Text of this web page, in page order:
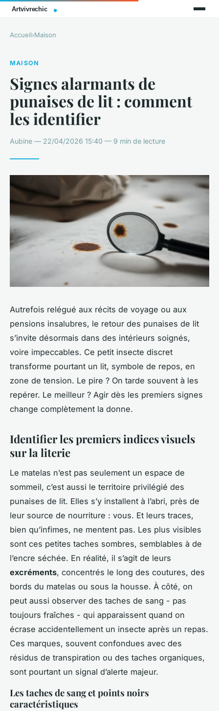
Accueil›Maison
MAISON
Signes alarmants de
punaises de lit : comment
les identifier
Aubine — 22/04/2026 15:40 — 9 min de lecture
Autrefois relégué aux récits de voyage ou aux
pensions insalubres, le retour des punaises de lit
s’invite désormais dans des intérieurs soignés,
voire impeccables. Ce petit insecte discret
transforme pourtant un lit, symbole de repos, en
zone de tension. Le pire ? On tarde souvent à les
repérer. Le meilleur ? Agir dès les premiers signes
change complètement la donne.
Identifier les premiers indices visuels
sur la literie
Le matelas n’est pas seulement un espace de
sommeil, c’est aussi le territoire privilégié des
punaises de lit. Elles s’y installent à l’abri, près de
leur source de nourriture : vous. Et leurs traces,
bien qu’infimes, ne mentent pas. Les plus visibles
sont ces petites taches sombres, semblables à de
l’encre séchée. En réalité, il s’agit de leurs
excréments, concentrés le long des coutures, des
bords du matelas ou sous la housse. À côté, on
peut aussi observer des taches de sang - pas
toujours fraîches - qui apparaissent quand on
écrase accidentellement un insecte après un repas.
Ces marques, souvent confondues avec des
résidus de transpiration ou des taches organiques,
sont pourtant un signal d’alerte majeur.
Les taches de sang et points noirs
caractéristiques